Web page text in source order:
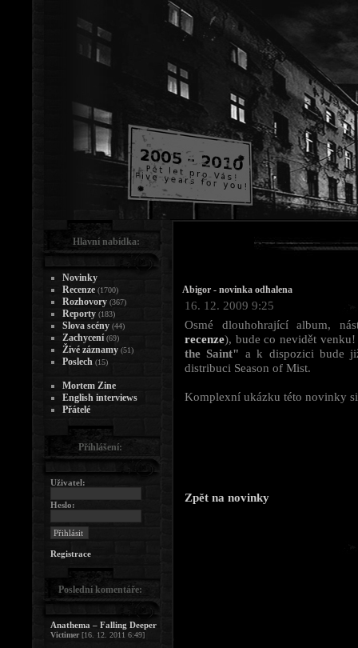
Abigor - novinka odhalena
16. 12. 2009 9:25
Osmé dlouhohrající album,
recenze), bude co nevidět
the Saint" a k dispozici bude
distribuci Season of Mist.
Komplexní ukázku této novinky
Zpět na novinky
Hlavní nabídka:
Novinky
Recenze (1700)
Rozhovory (367)
Reporty (183)
Slova scény (44)
Zachycení (69)
Živé záznamy (51)
Poslech (15)
Mortem Zine
English interviews
Přátelé
Přihlášení:
Uživatel:
Heslo:
Registrace
Poslední komentáře:
Anathema – Falling Deeper
Victimer[16. 12. 2011 6:49]